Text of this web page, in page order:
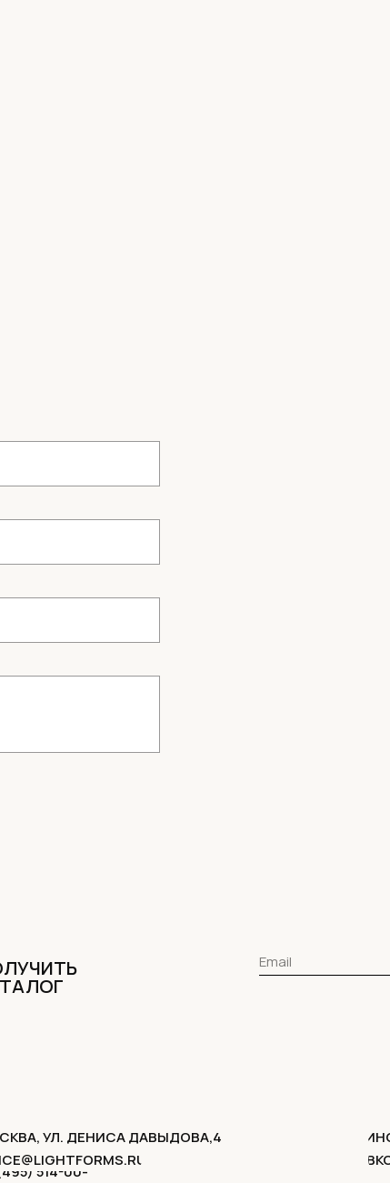
УЛ. ДЕНИСА ДАВЫДОВА,4
514-00-